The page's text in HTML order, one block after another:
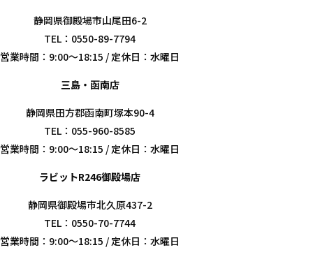
静岡県御殿場市山尾田6-2
TEL：0550-89-7794
営業時間：9:00～18:15 / 定休日：水曜日
三島・函南店
静岡県田方郡函南町塚本90-4
TEL：055-960-8585
営業時間：9:00～18:15 / 定休日：水曜日
ラビットR246御殿場店
静岡県御殿場市北久原437-2
TEL：0550-70-7744
営業時間：9:00～18:15 / 定休日：水曜日